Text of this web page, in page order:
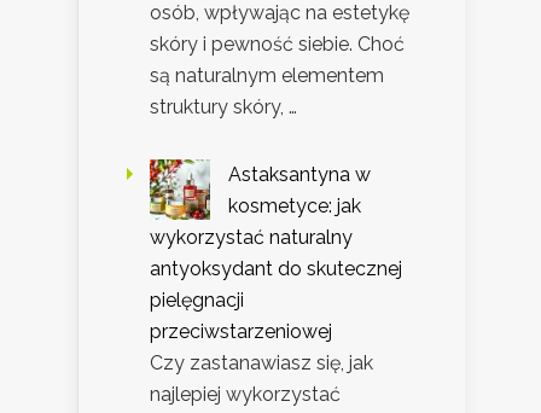
osób, wpływając na estetykę
skóry i pewność siebie. Choć
są naturalnym elementem
struktury skóry, …
Astaksantyna w
kosmetyce: jak
wykorzystać naturalny
antyoksydant do skutecznej
pielęgnacji
przeciwstarzeniowej
Czy zastanawiasz się, jak
najlepiej wykorzystać